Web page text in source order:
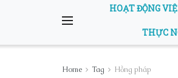
HOẠT ĐỘNG
THỰC
Home Tag Hồng pháp